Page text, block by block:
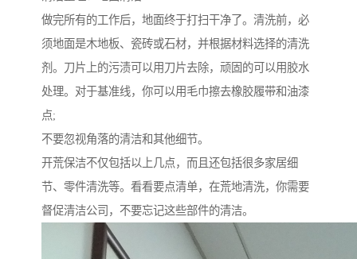
做完所有的工作后，地面终于打扫干净了。清洗前，必
须地面是木地板、瓷砖或石材，并根据材料选择的清洗
剂。刀片上的污渍可以用刀片去除，顽固的可以用胶水
处理。对于基准线，你可以用毛巾擦去橡胶履带和油漆
点;
不要忽视角落的清洁和其他细节。
开荒保洁不仅包括以上几点，而且还包括很多家居细
节、零件清洗等。看看要点清单，在荒地清洗，你需要
督促清洁公司，不要忘记这些部件的清洁。